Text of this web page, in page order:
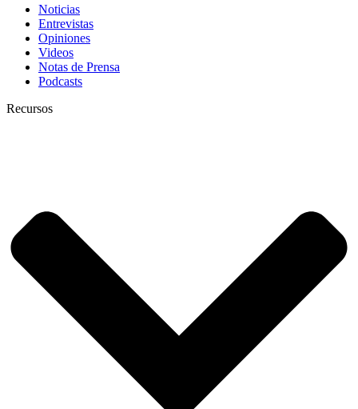
Noticias
Entrevistas
Opiniones
Videos
Notas de Prensa
Podcasts
Recursos